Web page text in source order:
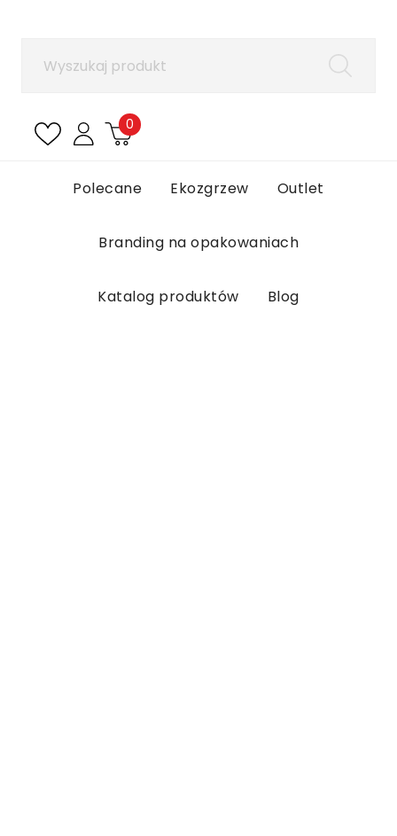
0
Polecane Ekozgrzew Outlet
Branding na opakowaniach
Katalog produktów Blog
Aby zapisać produkty na liście ulubionych, musisz
Anuluj Zaloguj się